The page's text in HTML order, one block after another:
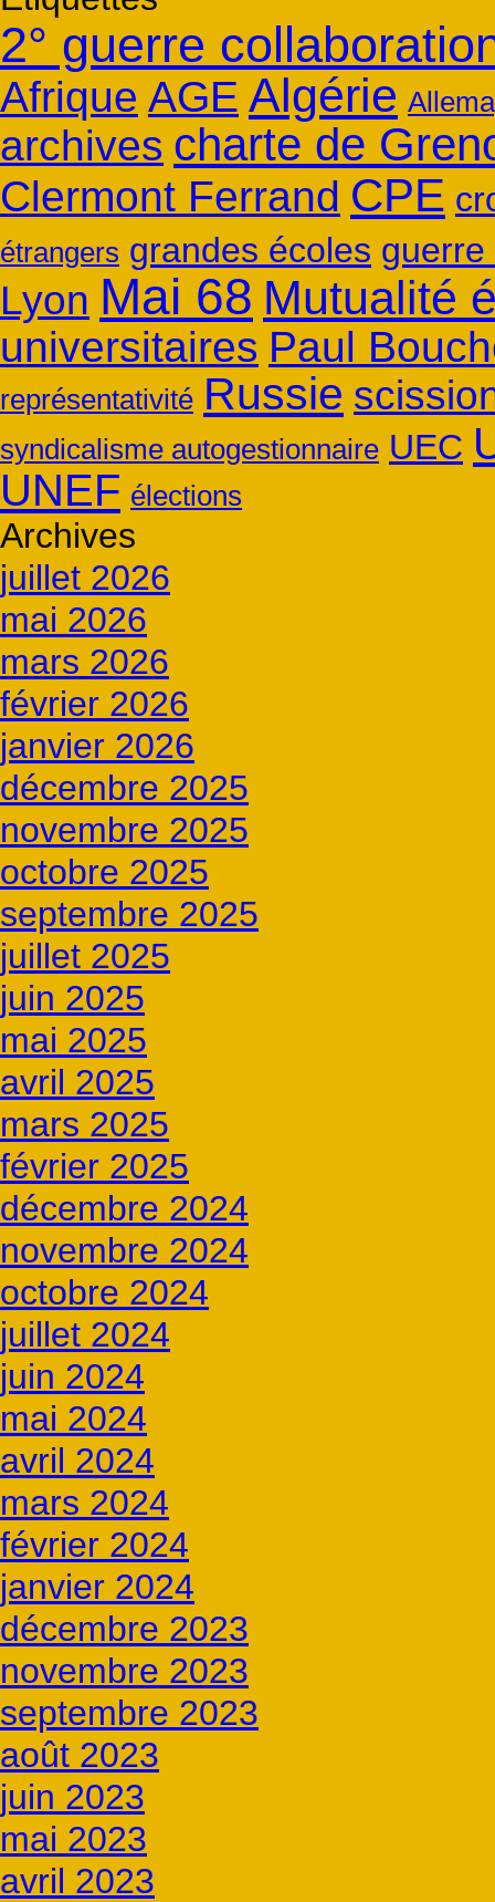
2° guerre
Afrique AGE Algérie
archives charte de
Clermont Ferrand CPE
étrangers grandes écoles guerre
Lyon Mai 68 Mutualité
universitaires Paul
représentativité Russie
syndicalisme autogestionnaire UEC
UNEF élections
Archives
juillet 2026
mai 2026
mars 2026
février 2026
janvier 2026
décembre 2025
novembre 2025
octobre 2025
septembre 2025
juillet 2025
juin 2025
mai 2025
avril 2025
mars 2025
février 2025
décembre 2024
novembre 2024
octobre 2024
juillet 2024
juin 2024
mai 2024
avril 2024
mars 2024
février 2024
janvier 2024
décembre 2023
novembre 2023
septembre 2023
août 2023
juin 2023
mai 2023
avril 2023